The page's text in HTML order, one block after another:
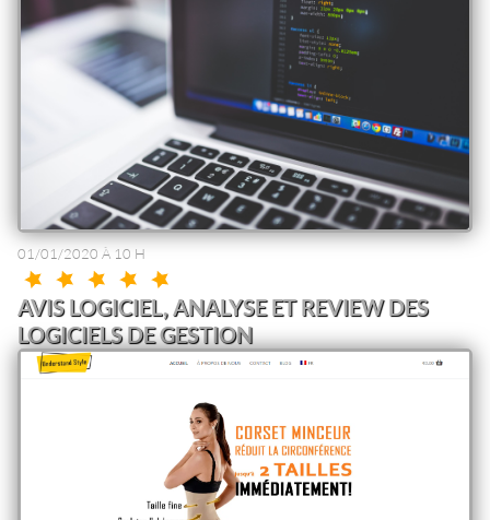
01/01/2020 À 10 H
AVIS LOGICIEL, ANALYSE ET REVIEW DES
LOGICIELS DE GESTION